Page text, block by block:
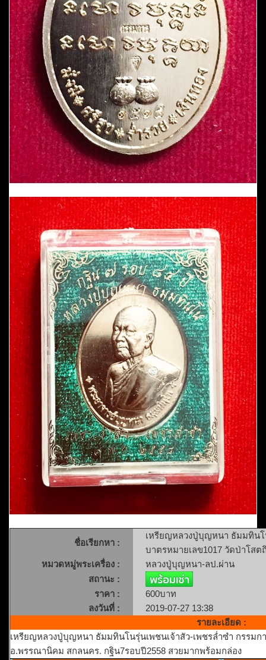
ชื่อเรียกหา :
เหรียญหลวงปู่บุญหนา ธัมมทินโ
บาตรหมายเลข1017 วัดป่าโส
หมวดหมู่พระเครื่อง :
หลวงปู่บุญหนา-ลป.ผ่าน
สถานะ :
ราคา :
600บาท
ลงวันที่ :
2019-07-27 13:38
รายละเอียด :
เหรียญหลวงปู่บุญหนา ธัมมทินโนรุ่นเพชนเจ้าสัว-เพชรล่ำซำ กรรมก
อ.พรรณานิคม สกลนคร. กฐิน7รอบปี2558 สวยมากพร้อมกล่อง